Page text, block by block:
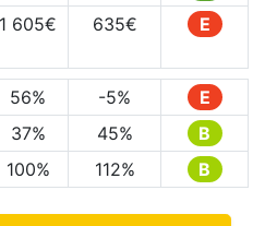
1 605€ 635€ E
56% -5%
E
37% 45%
B
100% 112% B